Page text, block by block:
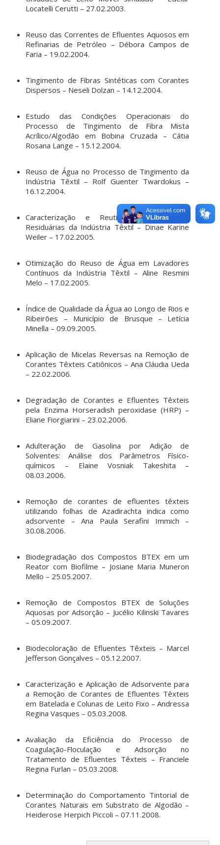
Locatelli Cerutti – 27.02.2003.
Reuso das Correntes de Efluentes Aquosos em
Refinarias de Petróleo – Débora Campos de
Faria – 19.02.2004.
Tingimento de Fibras Sintéticas com Corantes
Dispersos – Neseli Dolzan – 14.12.2004.
Estudo das Condições Operacionais do
Processo de Tingimento de Fibra Mista
Acrílico/Algodão em Bobina Cruzada – Cátia
Rosana Lange – 15.12.2004.
Reuso de Água no Processo de Tingimento da
Indústria Têxtil – Rolf Guenter Twardokus –
16.12.2004.
Caracterização e Reutilização de Águas
Residuárias da Indústria Têxtil – Dinae Karine
Weiler – 17.02.2005.
Otimização do Reuso de Água em Lavadores
Contínuos da Indústria Têxtil – Aline Resmini
Melo – 17.02.2005.
Índice de Qualidade da Água ao Longo de Rios e
Ribeirões – Município de Brusque – Letícia
Minella – 09.09.2005.
Aplicação de Micelas Reversas na Remoção de
Corantes Têxteis Catiônicos – Ana Cláudia Ueda
– 22.02.2006.
Degradação de Corantes e Efluentes Têxteis
pela Enzima Horseradish peroxidase (HRP) –
Eliane Fiorgiarini – 23.02.2006.
Adulteração de Gasolina por Adição de
Solventes: Análise dos Parâmetros Físico-
químicos – Elaine Vosniak Takeshita –
08.03.2006.
Remoção de corantes de efluentes têxteis
utilizando folhas de Azadirachta indica como
adsorvente – Ana Paula Serafini Immich –
30.08.2006.
Biodegradação dos Compostos BTEX em um
Reator com Biofilme – Josiane Maria Muneron
Mello – 25.05.2007.
Remoção de Compostos BTEX de Soluções
Aquosas por Adsorção – Jucélio Kilinski Tavares
– 05.09.2007.
Biodecoloração de Efluentes Têxteis – Marcel
Jefferson Gonçalves – 05.12.2007.
Caracterização e Aplicação de Adsorvente para
a Remoção de Corantes de Efluentes Têxteis
em Batelada e Colunas de Leito Fixo – Andressa
Regina Vasques – 05.03.2008.
Avaliação da Eficiência do Processo de
Coagulação-Floculação e Adsorção no
Tratamento de Efluentes Têxteis – Franciele
Regina Furlan – 05.03.2008.
Determinação do Comportamento Tintorial de
Corantes Naturais em Substrato de Algodão –
Heiderose Herpich Piccoli – 07.11.2008.